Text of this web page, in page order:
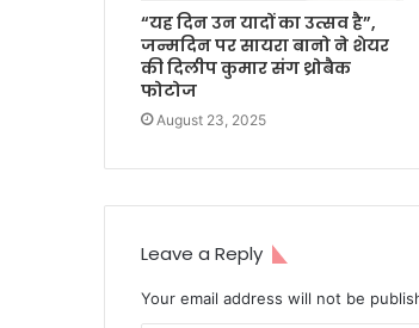
“यह दिन उन यादों का उत्सव है”,
जन्मदिन पर सायरा बानो ने शेयर
की दिलीप कुमार संग थ्रोबैक
फोटोज
August 23, 2025
Leave a Reply
Your email address will not be